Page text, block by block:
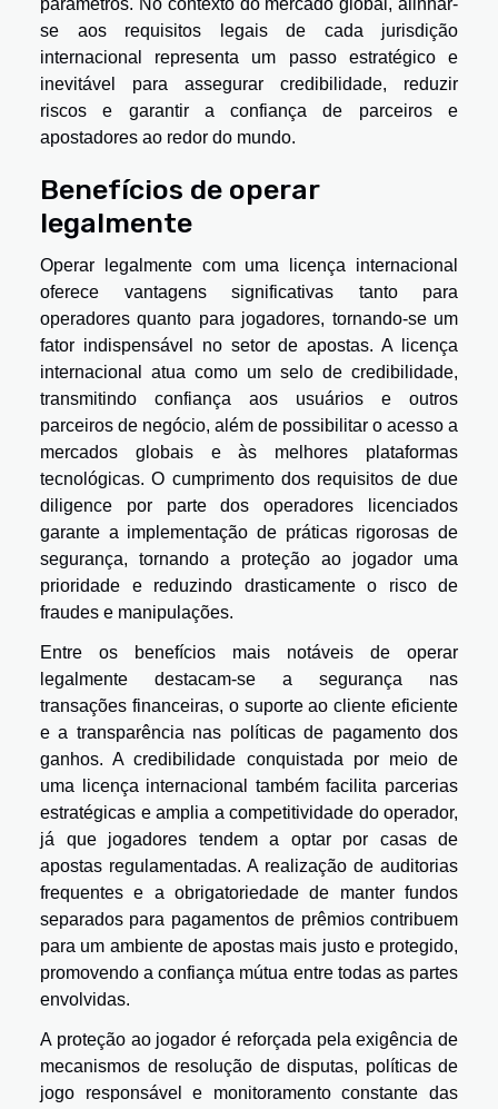
parâmetros. No contexto do mercado global, alinhar-
se aos requisitos legais de cada jurisdição
internacional representa um passo estratégico e
inevitável para assegurar credibilidade, reduzir
riscos e garantir a confiança de parceiros e
apostadores ao redor do mundo.
Benefícios de operar
legalmente
Operar legalmente com uma licença internacional
oferece vantagens significativas tanto para
operadores quanto para jogadores, tornando-se um
fator indispensável no setor de apostas. A licença
internacional atua como um selo de credibilidade,
transmitindo confiança aos usuários e outros
parceiros de negócio, além de possibilitar o acesso a
mercados globais e às melhores plataformas
tecnológicas. O cumprimento dos requisitos de due
diligence por parte dos operadores licenciados
garante a implementação de práticas rigorosas de
segurança, tornando a proteção ao jogador uma
prioridade e reduzindo drasticamente o risco de
fraudes e manipulações.
Entre os benefícios mais notáveis de operar
legalmente destacam-se a segurança nas
transações financeiras, o suporte ao cliente eficiente
e a transparência nas políticas de pagamento dos
ganhos. A credibilidade conquistada por meio de
uma licença internacional também facilita parcerias
estratégicas e amplia a competitividade do operador,
já que jogadores tendem a optar por casas de
apostas regulamentadas. A realização de auditorias
frequentes e a obrigatoriedade de manter fundos
separados para pagamentos de prêmios contribuem
para um ambiente de apostas mais justo e protegido,
promovendo a confiança mútua entre todas as partes
envolvidas.
A proteção ao jogador é reforçada pela exigência de
mecanismos de resolução de disputas, políticas de
jogo responsável e monitoramento constante das